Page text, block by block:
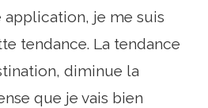
je me suis
tendance. La tendance
diminue la
que je vais bien